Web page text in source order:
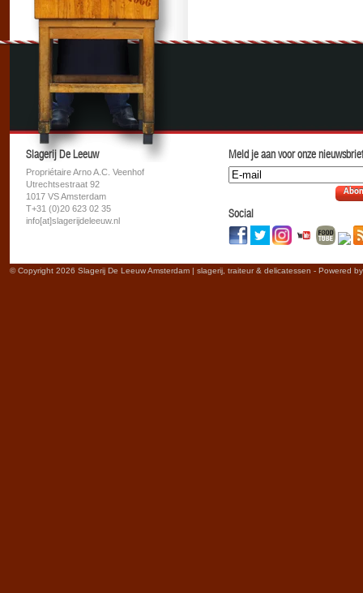
Slagerij De Leeuw
Propriétaire Arno A.C. Veenhof
Utrechtsestraat 92
1017 VS Amsterdam
T+31 (0)20 623 02 35
info[at]slagerijdeleeuw.nl
Meld je aan voor onze
Social
© Copyright 2026 Slagerij De Leeuw Amsterdam | slagerij, traiteur & delicatessen - Powered